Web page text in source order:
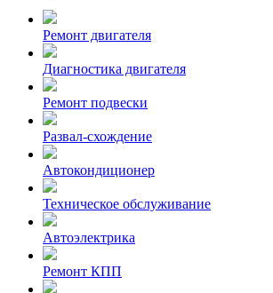
Ремонт двигателя
Диагностика двигателя
Ремонт подвески
Развал-схождение
Автокондиционер
Техническое обслуживание
Автоэлектрика
Ремонт КПП